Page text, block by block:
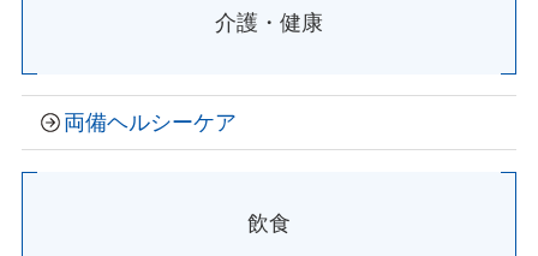
介護・健康
両備ヘルシーケア
飲食